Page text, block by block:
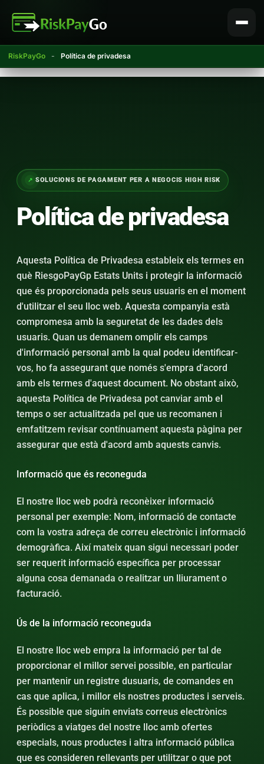
RiskPayGo - Política de privadesa
contingut
SOLUCIONS DE PAGAMENT PER A NEGOCIS HIGH RISK
Política de privadesa
Aquesta Política de Privadesa estableix els termes en
què RiesgoPayGp Estats Units i protegir la informació
que és proporcionada pels seus usuaris en el moment
d'utilitzar el seu lloc web. Aquesta companyia està
compromesa amb la seguretat de les dades dels
usuaris. Quan us demanem omplir els camps
d'informació personal amb la qual podeu identificar-
vos, ho fa assegurant que només s'empra d'acord
amb els termes d'aquest document. No obstant això,
aquesta Política de Privadesa pot canviar amb el
temps o ser actualitzada pel que us recomanen i
emfatitzem revisar contínuament aquesta pàgina per
assegurar que està d'acord amb aquests canvis.
Informació que és reconeguda
El nostre lloc web podrà reconèixer informació
personal per exemple: Nom, informació de contacte
com la vostra adreça de correu electrònic i informació
demogràfica. Així mateix quan sigui necessari poder
ser requerit informació específica per processar
alguna cosa demanada o realitzar un lliurament o
facturació.
Ús de la informació reconeguda
El nostre lloc web empra la informació per tal de
proporcionar el millor servei possible, en particular
per mantenir un registre dusuaris, de comandes en
cas que aplica, i millor els nostres productes i serveis.
És possible que siguin enviats correus electrònics
periòdics a viatges del nostre lloc amb ofertes
especials, nous productes i altra informació pública
que es consideren rellevants per utilitzar o que pot